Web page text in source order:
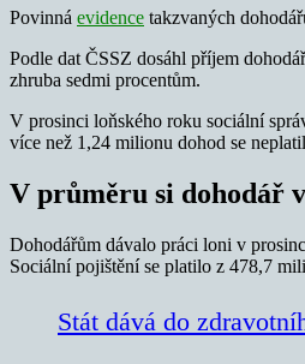
Povinná evidence takzvaných
Podle dat ČSSZ dosáhl příjem
zhruba sedmi procentům.
V prosinci loňského roku sociální
více než 1,24 milionu dohod se
V průměru si dohodář
Dohodářům dávalo práci loni v
Sociální pojištění se platilo z 478,7
Stát dává do